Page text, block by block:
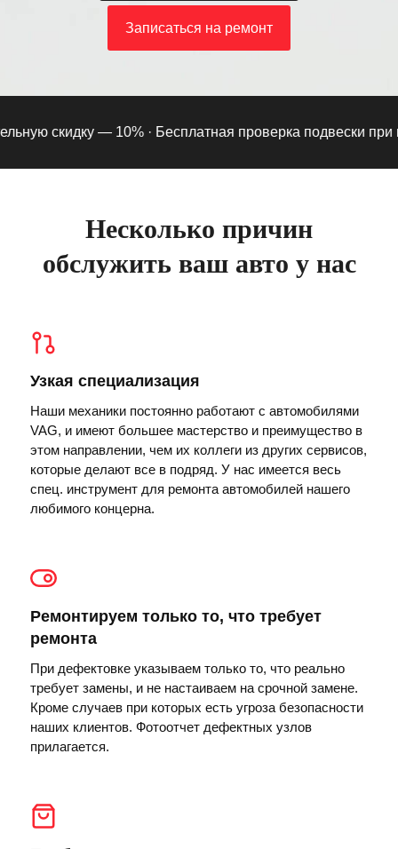
Записаться на ремонт
скидку — 10% ·Бесплатная проверка подвески при
Несколько причин
обслужить ваш авто у нас
Узкая специализация
Наши механики постоянно работают с автомобилями
VAG, и имеют большее мастерство и преимущество в
этом направлении, чем их коллеги из других сервисов,
которые делают все в подряд. У нас имеется весь
спец. инструмент для ремонта автомобилей нашего
любимого концерна.
Ремонтируем только то, что требует
ремонта
При дефектовке указываем только то, что реально
требует замены, и не настаиваем на срочной замене.
Кроме случаев при которых есть угроза безопасности
наших клиентов. Фотоотчет дефектных узлов
прилагается.